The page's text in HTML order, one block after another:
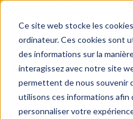
Ce site web stocke les
ordinateur. Ces cookies sont
des informations sur la
interagissez avec notre site
permettent de nous souvenir
utilisons ces informations afin
personnaliser votre
WEBINAIRE : Risques
plan de formation sur 3
voir